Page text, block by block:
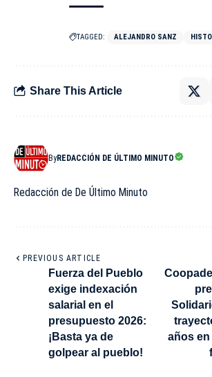
TAGGED: ALEJANDRO SANZ
Share This Article
ByREDACCIÓN DE ÚLTIMO MINUTO
Redacción de De Último Minuto
PREVIOUS ARTICLE
Fuerza del Pueblo
exige indexación
salarial en el
presupuesto 2026:
¡Basta ya de
golpear al pueblo!
años